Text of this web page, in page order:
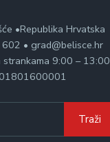
•Republika Hrvatska
• grad@belisce.hr
9:00 – 13:00
Traži